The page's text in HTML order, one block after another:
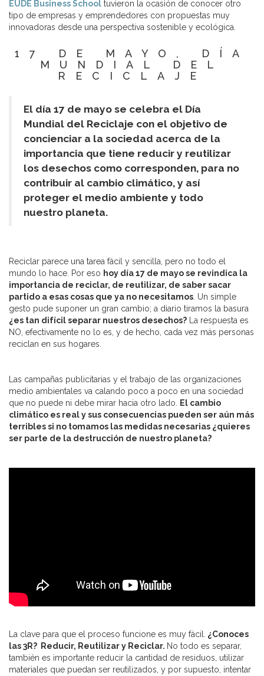
EUDE Business School tuvieron la ocasión de conocer otro
tipo de empresas y emprendedores con propuestas muy
innovadoras desde una perspectiva sostenible y ecológica.
17 DE MAYO, DÍA
MUNDIAL DEL
RECICLAJE
El día 17 de mayo se celebra el Día
Mundial del Reciclaje con el objetivo de
concienciar a la sociedad acerca de la
importancia que tiene reducir y reutilizar
los desechos como corresponden, para no
contribuir al cambio climático, y así
proteger el medio ambiente y todo
nuestro planeta.
Reciclar parece una tarea fácil y sencilla, pero no todo el
mundo lo hace. Por eso hoy día 17 de mayo se revindica la
importancia de reciclar, de reutilizar, de saber sacar
partido a esas cosas que ya no necesitamos . Un simple
gesto pude suponer un gran cambio; a diario tiramos la basura
¿es tan difícil separar nuestros desechos? La respuesta es
NO, efectivamente no lo es, y de hecho, cada vez más personas
reciclan en sus hogares.
Las campañas publicitarias y el trabajo de las organizaciones
medio ambientales va calando poco a poco en una sociedad
que no puede ni debe mirar hacia otro lado.
El cambio
climático es real y sus consecuencias pueden ser aún más
terribles si no tomamos las medidas necesarias ¿quieres
ser parte de la destrucción de nuestro planeta?
La clave para que el proceso funcione es muy fácil.
¿Conoces
las 3R? Reducir, Reutilizar y Reciclar. No todo es separar,
también es importante reducir la cantidad de residuos, utilizar
materiales que puedan ser reutilizados, y por supuesto, intentar